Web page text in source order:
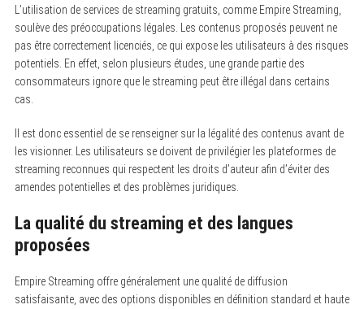
L’utilisation de services de streaming gratuits, comme Empire Streaming,
soulève des préoccupations légales. Les contenus proposés peuvent ne
pas être correctement licenciés, ce qui expose les utilisateurs à des risques
potentiels. En effet, selon plusieurs études, une grande partie des
consommateurs ignore que le streaming peut être illégal dans certains
cas.
Il est donc essentiel de se renseigner sur la légalité des contenus avant de
les visionner. Les utilisateurs se doivent de privilégier les plateformes de
streaming reconnues qui respectent les droits d’auteur afin d’éviter des
amendes potentielles et des problèmes juridiques.
La qualité du streaming et des langues
proposées
Empire Streaming offre généralement une qualité de diffusion
satisfaisante, avec des options disponibles en définition standard et haute